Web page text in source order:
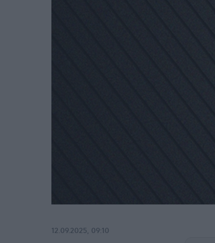
12.09.2025, 09:10